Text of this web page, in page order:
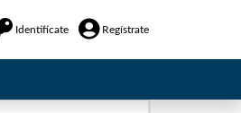
Identifícate Regístrate